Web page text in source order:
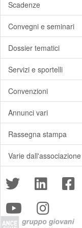
Scadenze
Convegni e seminari
Dossier tematici
Servizi e sportelli
Convenzioni
Annunci vari
Rassegna stampa
Varie dall'associazione